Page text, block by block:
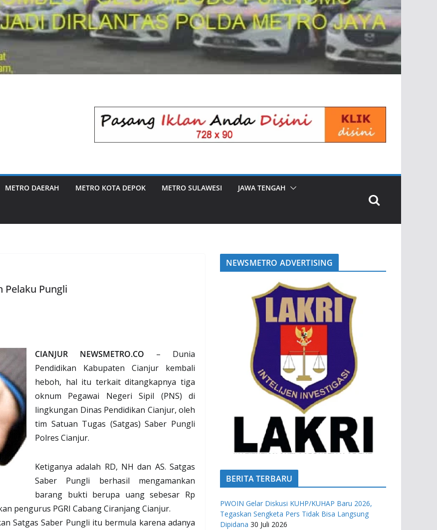
METRO DAERAH METRO KOTA DEPOK METRO SULAWESI JAWA TENGAH
Pelaku Pungli
CIANJUR NEWSMETRO.CO – Dunia
Pendidikan Kabupaten Cianjur kembali
heboh, hal itu terkait ditangkapnya tiga
oknum Pegawai Negeri Sipil (PNS) di
lingkungan Dinas Pendidikan Cianjur, oleh
tim Satuan Tugas (Satgas) Saber Pungli
Polres Cianjur.
Ketiganya adalah RD, NH dan AS. Satgas
Saber Pungli berhasil mengamankan
barang bukti berupa uang sebesar Rp
pengurus PGRI Cabang Ciranjang Cianjur.
Satgas Saber Pungli itu bermula karena adanya
NEWSMETRO ADVERTISING
BERITA TERBARU
PWOIN Gelar Diskusi KUHP/KUHAP Baru 2026,
Tegaskan Sengketa Pers Tidak Bisa Langsung
Dipidana 30 Juli 2026